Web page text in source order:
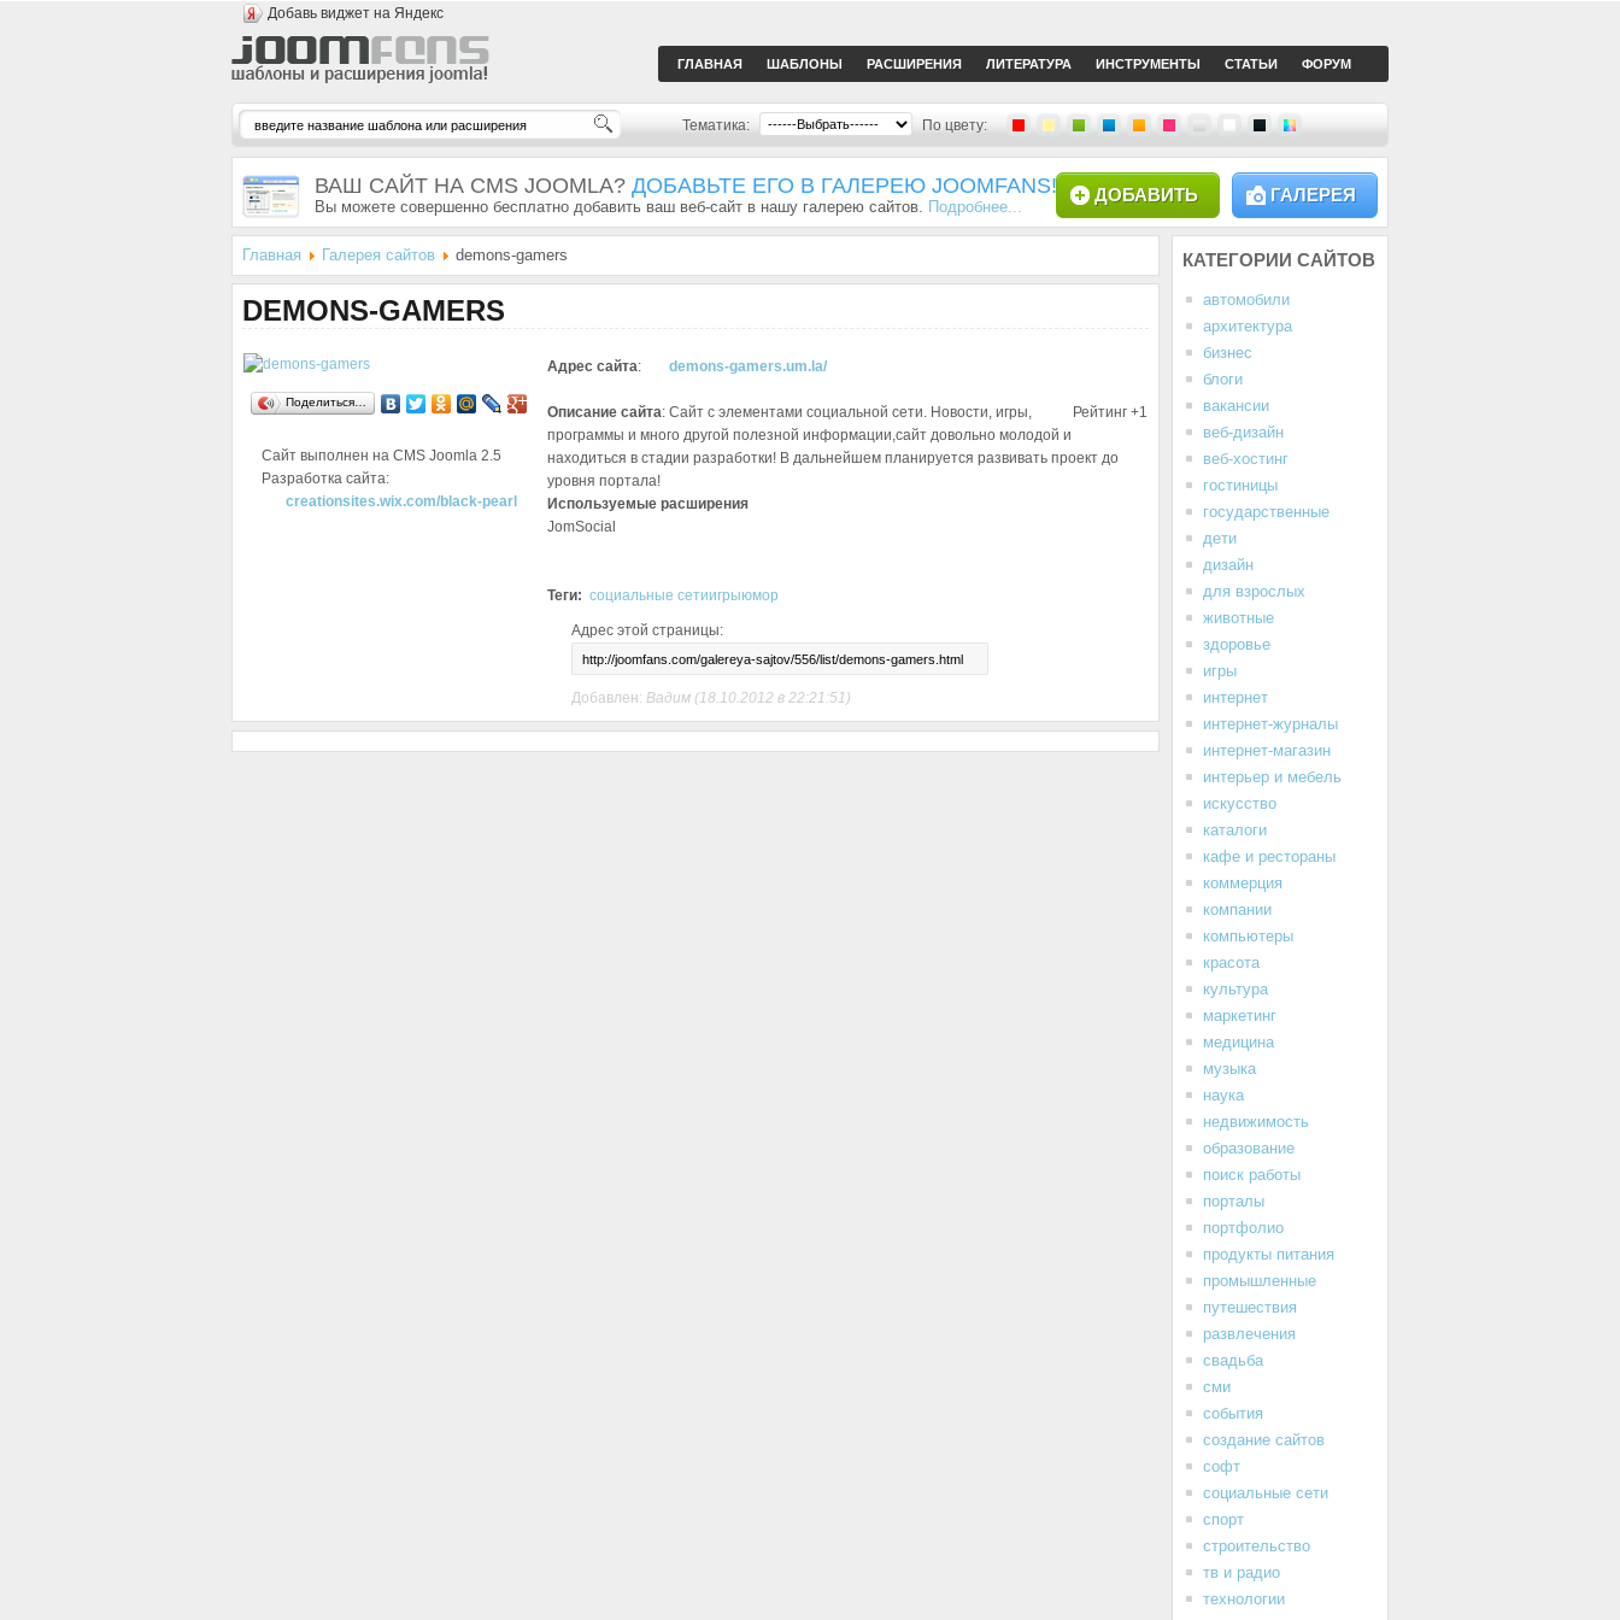
Добавь виджет на Яндекс
ГЛАВНАЯ ШАБЛОНЫ РАСШИРЕНИЯ ЛИТЕРАТУРА ИНСТРУМЕНТЫ СТАТЬИ ФОРУМ
Тематика: По цвету:
ВАШ САЙТ НА CMS JOOMLA? ДОБАВЬТЕ ЕГО В ГАЛЕРЕЮ JOOMFANS!
Вы можете совершенно бесплатно добавить ваш веб-сайт в нашу галерею сайтов. Подробнее...
ГАЛЕРЕЯ
ДОБАВИТЬ
Главная Галерея сайтов demons-gamers
DEMONS-GAMERS
Поделиться…
Сайт выполнен на CMS Joomla 2.5
Разработка сайта:
creationsites.wix.com/black-pearl
Адрес сайта: demons-gamers.um.la/
Рейтинг +1
Описание сайта: Сайт с элементами социальной сети. Новости, игры,
программы и много другой полезной информации,сайт довольно молодой и
находиться в стадии разработки! В дальнейшем планируется развивать проект до
уровня портала!
Используемые расширения
JomSocial
Теги: социальные сетиигрыюмор
Адрес этой страницы:
Добавлен: Вадим (18.10.2012 в 22:21:51)
КАТЕГОРИИ САЙТОВ
автомобили
архитектура
бизнес
блоги
вакансии
веб-дизайн
веб-хостинг
гостиницы
государственные
дети
дизайн
для взрослых
животные
здоровье
игры
интернет
интернет-журналы
интернет-магазин
интерьер и мебель
искусство
каталоги
кафе и рестораны
коммерция
компании
компьютеры
красота
культура
маркетинг
медицина
музыка
наука
недвижимость
образование
поиск работы
порталы
портфолио
продукты питания
промышленные
путешествия
развлечения
свадьба
сми
события
создание сайтов
софт
социальные сети
спорт
строительство
тв и радио
технологии